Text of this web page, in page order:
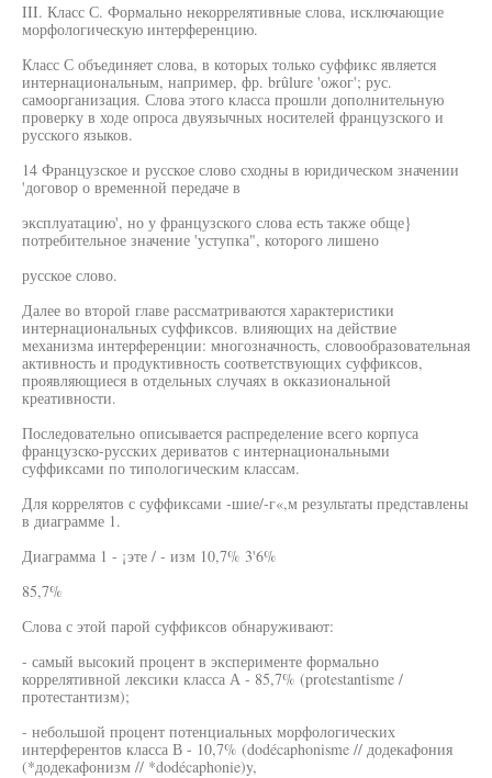
III. Класс С. Формально некоррелятивные слова, исключающие
морфологическую интерференцию.
Класс С объединяет слова, в которых только суффикс является
интернациональным, например, фр. brûlure 'ожог'; рус.
самоорганизация. Слова этого класса прошли дополнительную
проверку в ходе опроса двуязычных носителей французского и
русского языков.
14 Французское и русское слово сходны в юридическом значении
'договор о временной передаче в
эксплуатацию', но у французского слова есть также обще}
потребительное значение 'уступка", которого лишено
русское слово.
Далее во второй главе рассматриваются характеристики
интернациональных суффиксов. влияющих на действие
механизма интерференции: многозначность, словообразовательная
активность и продуктивность соответствующих суффиксов,
проявляющиеся в отдельных случаях в окказиональной
креативности.
Последовательно описывается распределение всего корпуса
французско-русских дериватов с интернациональными
суффиксами по типологическим классам.
Для коррелятов с суффиксами -шие/-г«,м результаты представлены
в диаграмме 1.
Диаграмма 1 - ¡эте / - изм 10,7% 3'6%
85,7%
Слова с этой парой суффиксов обнаруживают:
- самый высокий процент в эксперименте формально
коррелятивной лексики класса А - 85,7% (protestantisme /
протестантизм);
- небольшой процент потенциальных морфологических
интерферентов класса В - 10,7% (dodécaphonisme // додекафония
(*додекафонизм // *dodécaphonie)y,